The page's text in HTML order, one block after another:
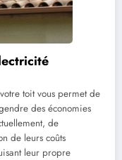
toit vous permet de
des économies
de
de leurs coûts
leur propre